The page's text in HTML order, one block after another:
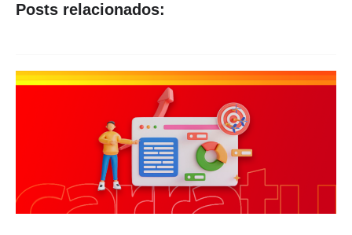
Posts relacionados: